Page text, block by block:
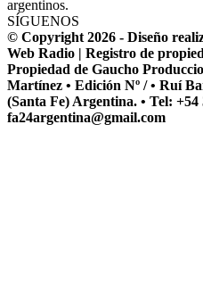
argentinos.
SÍGUENOS
© Copyright 2026 - Diseño
Web Radio | Registro de
Propiedad de Gaucho
Martínez • Edición Nº / • Ruí
(Santa Fe) Argentina. • Tel: +54
fa24argentina@gmail.com